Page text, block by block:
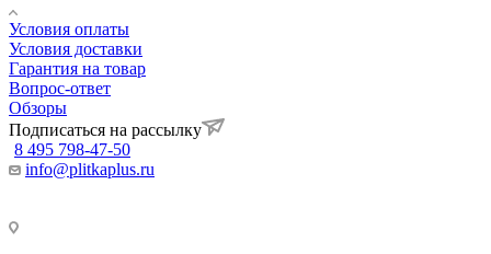
Условия оплаты
Условия доставки
Гарантия на товар
Вопрос-ответ
Обзоры
Подписаться на рассылку
8 495 798-47-50
info@plitkaplus.ru